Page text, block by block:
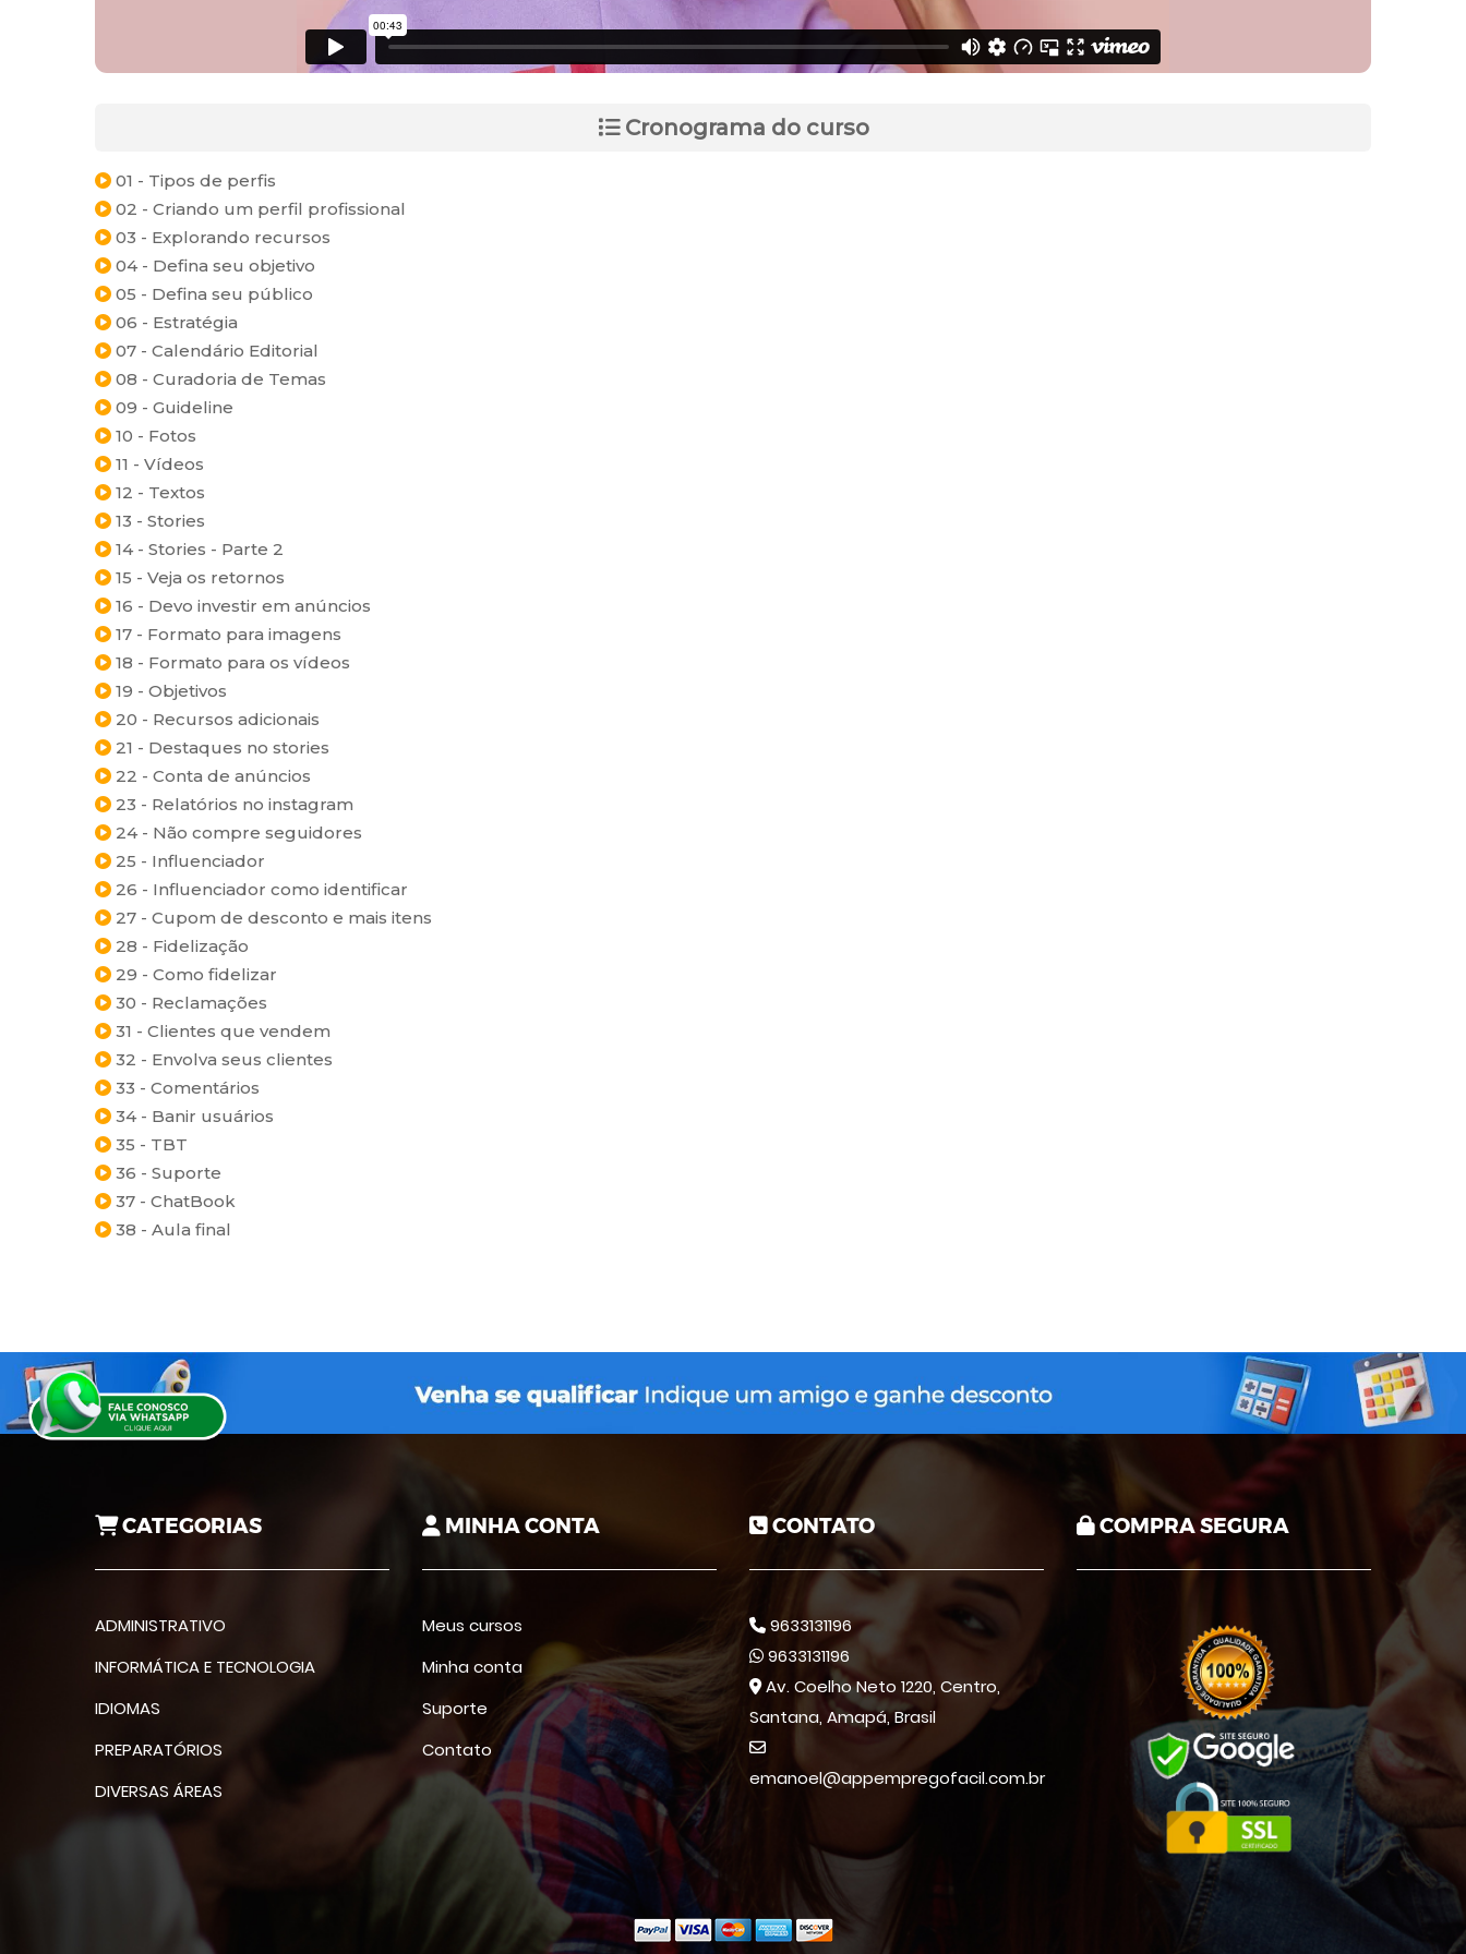
Cronograma do curso
01 - Tipos de perfis
02 - Criando um perfil profissional
03 - Explorando recursos
04 - Defina seu objetivo
05 - Defina seu público
06 - Estratégia
07 - Calendário Editorial
08 - Curadoria de Temas
09 - Guideline
10 - Fotos
11 - Vídeos
12 - Textos
13 - Stories
14 - Stories - Parte 2
15 - Veja os retornos
16 - Devo investir em anúncios
17 - Formato para imagens
18 - Formato para os vídeos
19 - Objetivos
20 - Recursos adicionais
21 - Destaques no stories
22 - Conta de anúncios
23 - Relatórios no instagram
24 - Não compre seguidores
25 - Influenciador
26 - Influenciador como identificar
27 - Cupom de desconto e mais itens
28 - Fidelização
29 - Como fidelizar
30 - Reclamações
31 - Clientes que vendem
32 - Envolva seus clientes
33 - Comentários
34 - Banir usuários
35 - TBT
36 - Suporte
37 - ChatBook
38 - Aula final
CATEGORIAS
ADMINISTRATIVO
INFORMÁTICA E TECNOLOGIA
IDIOMAS
PREPARATÓRIOS
DIVERSAS ÁREAS
MINHA CONTA
Meus cursos
Minha conta
Suporte
Contato
CONTATO
9633131196
9633131196
Av. Coelho Neto 1220, Centro,
Santana, Amapá, Brasil
emanoel@appempregofacil.com.br
COMPRA SEGURA